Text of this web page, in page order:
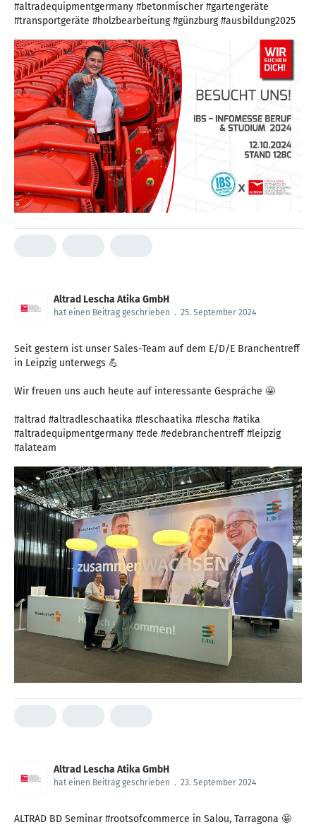
#altradequipmentgermany #betonmischer #gartengeräte
#transportgeräte #holzbearbeitung #günzburg #ausbildung2025
Altrad Lescha Atika GmbH
hat einen Beitrag geschrieben . 25. September 2024
Seit gestern ist unser Sales-Team auf dem E/D/E Branchentreff
in Leipzig unterwegs 💪
Wir freuen uns auch heute auf interessante Gespräche 🤩
#altrad #altradleschaatika #leschaatika #lescha #atika
#altradequipmentgermany #ede #edebranchentreff #leipzig
#alateam
Altrad Lescha Atika GmbH
hat einen Beitrag geschrieben . 23. September 2024
ALTRAD BD Seminar #rootsofcommerce in Salou, Tarragona 🤩